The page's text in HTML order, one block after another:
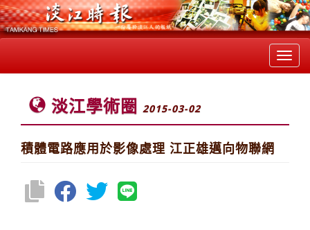
淡江學術圈 2015-03-02
積體電路應用於影像處理 江正雄邁向物聯網